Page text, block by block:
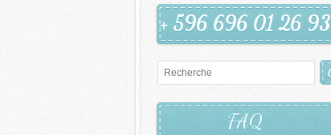
+ 596 696 01 26 93
FAQ